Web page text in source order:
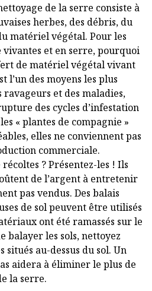
de la serre consiste à
herbes, des débris, du
matériel végétal. Pour les
et en serre, pourquoi
de matériel végétal vivant
l’un des moyens les plus
ravageurs et des maladies,
des cycles d’infestation
« plantes de compagnie »
elles ne conviennent pas
commerciale.
? Présentez-les ! Ils
de l’argent à entretenir
pas vendus. Des balais
de sol peuvent être utilisés
ont été ramassés sur le
balayer les sols, nettoyez
situés au-dessus du sol. Un
aidera à éliminer le plus de
la serre.